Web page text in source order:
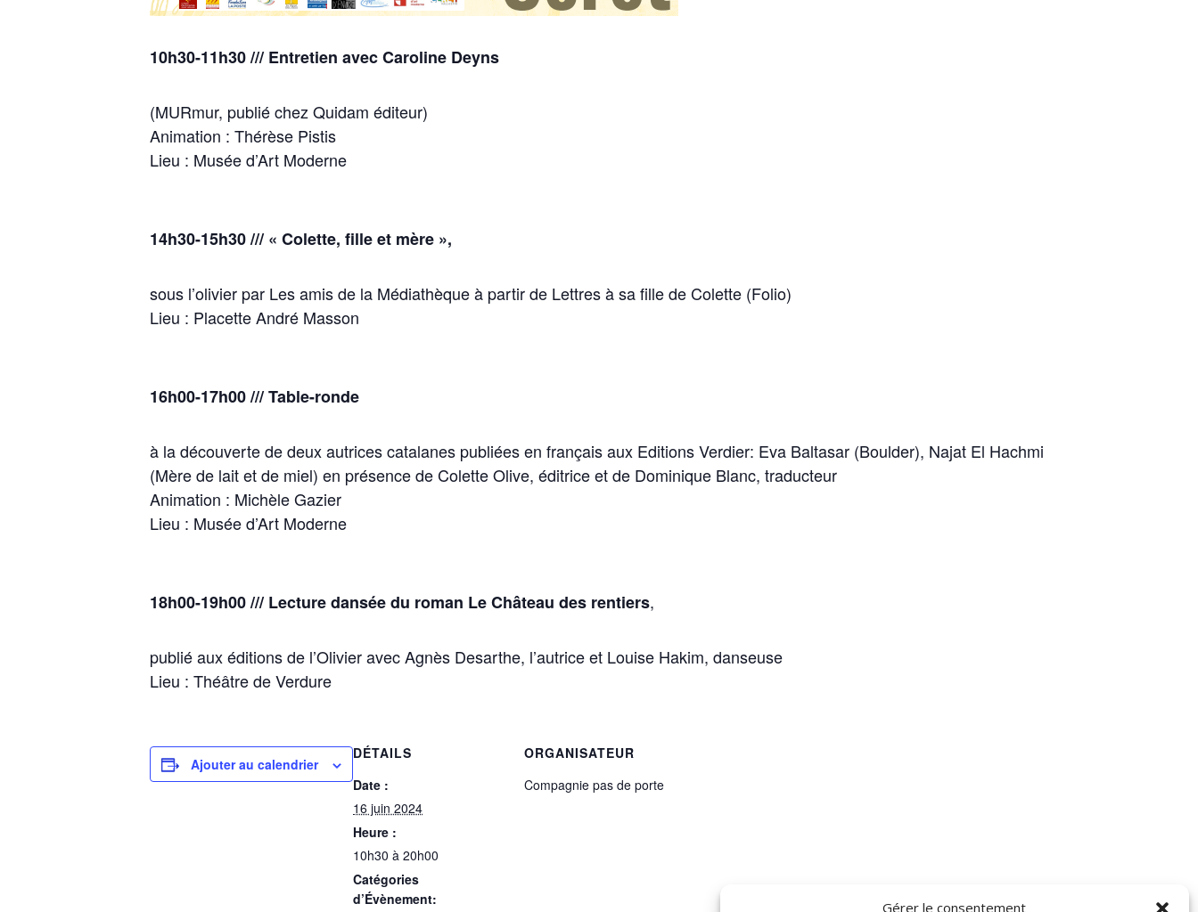
Gérer le consentement
10h30-11h30 /// Entretien avec Caroline Deyns
(MURmur, publié chez Quidam éditeur)
Animation : Thérèse Pistis
Lieu : Musée d’Art Moderne
14h30-15h30 /// « Colette, fille et mère »,
sous l’olivier par Les amis de la Médiathèque à partir de Lettres à sa fille de Colette (Folio)
Lieu : Placette André Masson
16h00-17h00 /// Table-ronde
à la découverte de deux autrices catalanes publiées en français aux Editions Verdier: Eva Baltasar (Boulder), Najat El Hachmi
(Mère de lait et de miel) en présence de Colette Olive, éditrice et de Dominique Blanc, traducteur
Animation : Michèle Gazier
Lieu : Musée d’Art Moderne
18h00-19h00 /// Lecture dansée du roman Le Château des rentiers,
publié aux éditions de l’Olivier avec Agnès Desarthe, l’autrice et Louise Hakim, danseuse
Lieu : Théâtre de Verdure
Ajouter au calendrier
DÉTAILS
Date :
16 juin 2024
Heure :
10h30 à 20h00
Catégories
d’Évènement:
ORGANISATEUR
Compagnie pas de porte